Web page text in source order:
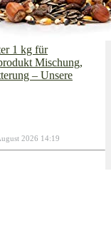
1 kg für
Mischung,
– Unsere
2026 14:19